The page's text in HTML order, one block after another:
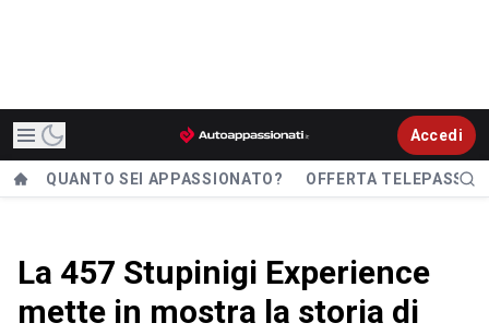
Accedi
QUANTO SEI APPASSIONATO? OFFERTA TELEPASS
La 457 Stupinigi Experience
mette in mostra la storia di